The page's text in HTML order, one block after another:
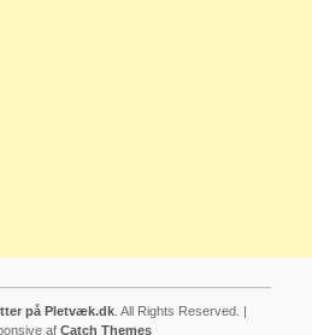
på Pletvæk.dk. All Rights Reserved. |
af Catch Themes